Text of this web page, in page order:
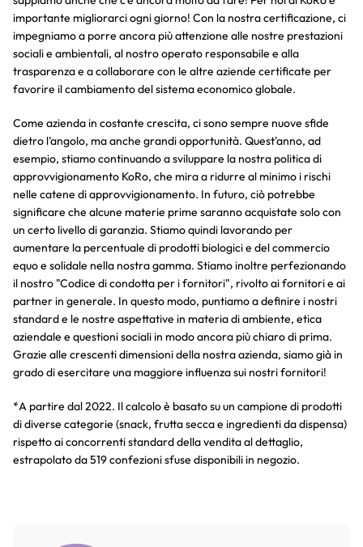
importante migliorarci ogni giorno! Con la nostra certificazione, ci
impegniamo a porre ancora più attenzione alle nostre prestazioni
sociali e ambientali, al nostro operato responsabile e alla
trasparenza e a collaborare con le altre aziende certificate per
favorire il cambiamento del sistema economico globale.
Come azienda in costante crescita, ci sono sempre nuove sfide
dietro l'angolo, ma anche grandi opportunità. Quest'anno, ad
esempio, stiamo continuando a sviluppare la nostra politica di
approvvigionamento KoRo, che mira a ridurre al minimo i rischi
nelle catene di approvvigionamento. In futuro, ciò potrebbe
significare che alcune materie prime saranno acquistate solo con
un certo livello di garanzia. Stiamo quindi lavorando per
aumentare la percentuale di prodotti biologici e del commercio
equo e solidale nella nostra gamma. Stiamo inoltre perfezionando
il nostro "Codice di condotta per i fornitori", rivolto ai fornitori e ai
partner in generale. In questo modo, puntiamo a definire i nostri
standard e le nostre aspettative in materia di ambiente, etica
aziendale e questioni sociali in modo ancora più chiaro di prima.
Grazie alle crescenti dimensioni della nostra azienda, siamo già in
grado di esercitare una maggiore influenza sui nostri fornitori!
*A partire dal 2022. Il calcolo è basato su un campione di prodotti
di diverse categorie (snack, frutta secca e ingredienti da dispensa)
rispetto ai concorrenti standard della vendita al dettaglio,
estrapolato da 519 confezioni sfuse disponibili in negozio.